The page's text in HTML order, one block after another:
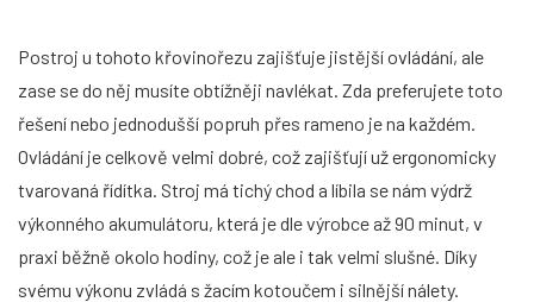
Postroj u tohoto křovinořezu zajišťuje jistější ovládání, ale
zase se do něj musíte obtížněji navlékat. Zda preferujete toto
řešení nebo jednodušší popruh přes rameno je na každém.
Ovládání je celkově velmi dobré, což zajišťují už ergonomicky
tvarovaná řídítka. Stroj má tichý chod a líbila se nám výdrž
výkonného akumulátoru, která je dle výrobce až 90 minut, v
praxi běžně okolo hodiny, což je ale i tak velmi slušné. Díky
svému výkonu zvládá s žacím kotoučem i silnější nálety.